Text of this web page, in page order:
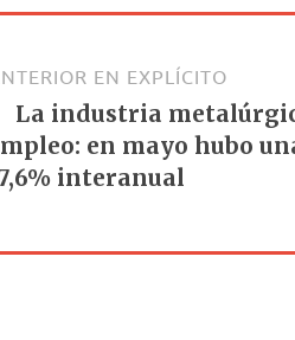
EN EXPLÍCITO
La industria
en mayo hubo
interanual